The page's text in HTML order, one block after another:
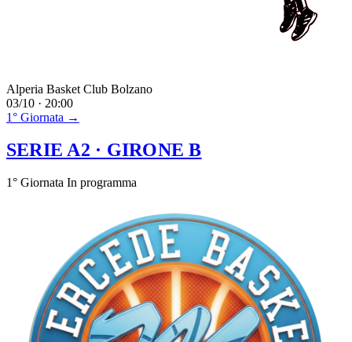
Alperia Basket Club Bolzano
03/10 · 20:00
1° Giornata →
SERIE A2 · GIRONE B
1° Giornata In programma